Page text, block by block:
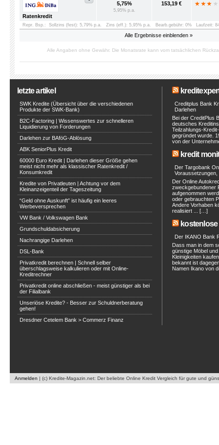
Alle Ergebnisse einblenden »
Ratenkredit
5,75%
5,95% p.a.
153,19 €
Repr. Bsp.: Sollzins (fest): 5,79% p.a. Zins (eff.): 5,95% p.a. Bearb.gebühr: 0% Laufzeit:
Alle Angaben ohne Gewähr. Die Monatsrate kann vom tatsächlichen
letzte artikel
SWK Kredite (Übersicht über die verschiedenen
Produkte der SWK-Bank)
B2C-Factoring | Wissenswertes zur schnelleren
Liquidierung von Forderungen
Darlehen zur BAföG-Ablösung
ABK SeniorPlus Kredit
60000 Euro Kredit | Darlehen dieser Größe gehen
meist nicht mehr als klassischer Ratenkredit /
Konsumkredit
Kredite von Privatleuten | Achtung vor dem
Kleinanzeigenteil der Tageszeitung
“Geld ohne Auskunft” ist häufig ein leeres
Werbeversprechen
VW Bank / Volkswagen Bank
Grundschuldabsicherung
Nachrangige Darlehen
DSL-Bank
Privatkredit berechnen | Schnell selber
überschlagsweise kalkulieren oder mit Online-
Kreditrechner
Privatkredit online abschließen - meist günstiger als bei
der Filialbank
Unseriöse Kredite? - Besser zur Schuldnerberatung
gehen!
Dresdner Cetelem Bank > Commerz Finanz
Creditplus Bank
Darlehen
Bei der CreditPlus
deutsches
Teilzahlungs-
gegründet wurde.
von der
kredit
Der Targobank
Voraussetzungen,
Der Online
zweckgebundener
aufgenommen
oder gebrauchten
Andere Vorhaben
realisiert ... […]
Der IKANO Bank
Dass man in dem
günstige Möbel
Kleinigkeiten
bekannt ist
Namen Ikano von
Anmelden | (c) Kredite-Magazin.net: Der beliebte Online Kredit Vergleich für gute und